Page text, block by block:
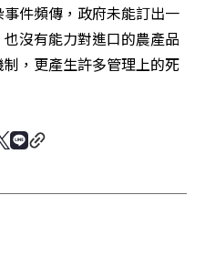
件頻傳，政府未能訂出一
沒有能力對進口的農產品
，更產生許多管理上的死